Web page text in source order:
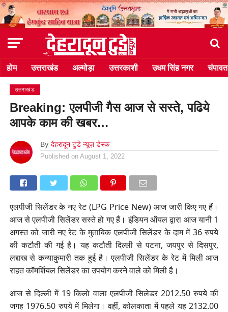
होम उत्तराखंड अल्मोड़ा उत्तरकाशी उधम सिंह नगर चंपावत
उत्तराखंड
Breaking: एलपीजी गैस आज से सस्ते, पढिये
आपके काम की खबर…
By देहरादून टुडे न्यूज़ डेस्क
Published on August 1, 2022
एलपीजी सिलेंडर के नए रेट (LPG Price New) आज जारी किए गए हैं।
आज से एलपीजी सिलेंडर सस्ते हो गए हैं। इंडियन ऑयल द्वारा आज यानी 1
अगस्त को जारी नए रेट के मुताबिक एलपीजी सिलेंडर के दाम में 36 रुपये
की कटौती की गई है। यह कटौती दिल्ली से पटना, जयपुर से दिसपुर,
लद्दाख से कन्याकुमारी तक हुई है। एलपीजी सिलेंडर के रेट में मिली आज
राहत कॉमर्शियल सिलेंडर का उपयोग करने वाले को मिली है।
आज से दिल्ली में 19 किलो वाला एलपीजी सिलेडर 2012.50 रुपये की
जगह 1976.50 रुपये में मिलेगा। वहीं, कोलकाता में पहले यह 2132.00